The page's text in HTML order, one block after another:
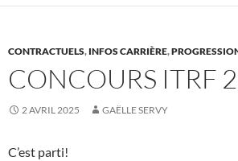
CONTRACTUELS, INFOS CARRIÈRE,
CONCOURS ITRF
2 AVRIL 2025 GAËLLE SERVY
C’est parti!